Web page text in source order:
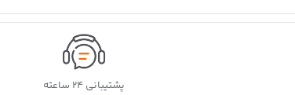
پشتیبانی ۲۴ ساعته